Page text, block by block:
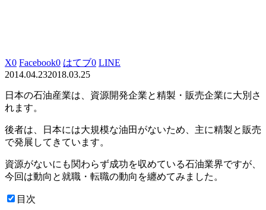
X0 Facebook0 はてブ0 LINE
2014.04.232018.03.25
日本の石油産業は、資源開発企業と精製・販売企業に大別さ
れます。
後者は、日本には大規模な油田がないため、主に精製と販売
で発展してきています。
資源がないにも関わらず成功を収めている石油業界ですが、
今回は動向と就職・転職の動向を纏めてみました。
目次